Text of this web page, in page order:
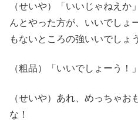
（せいや）「いいじゃねえか
んとやった方が、いいでしょ
もないところの強いいでしょ
（粗品）「いいでしょーう！
（せいや）あれ、めっちゃお
な！